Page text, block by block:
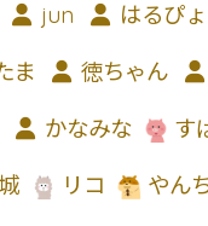
jun はるぴ
ま 徳ちゃん
かなみな す
リコ やん